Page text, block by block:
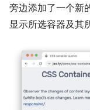
旁边添加了一个新
显示所选容器及其